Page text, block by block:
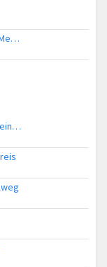
Ambulancehelikopter naar Leeuwarden Medical Center Heliport
Politiehelikopter naar Schiphol, Loevesteinse Randweg